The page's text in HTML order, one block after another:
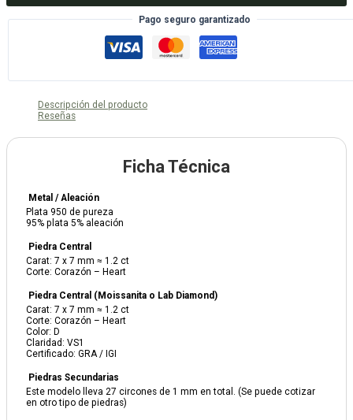
Pago seguro garantizado
Descripción del producto
Reseñas
Ficha Técnica
Metal / Aleación
Plata 950 de pureza
95% plata 5% aleación
Piedra Central
Carat: 7 x 7 mm ≈ 1.2 ct
Corte: Corazón – Heart
Piedra Central (Moissanita o Lab Diamond)
Carat: 7 x 7 mm ≈ 1.2 ct
Corte: Corazón – Heart
Color: D
Claridad: VS1
Certificado: GRA / IGI
Piedras Secundarias
Este modelo lleva 27 circones de 1 mm en total. (Se puede cotizar
en otro tipo de piedras)